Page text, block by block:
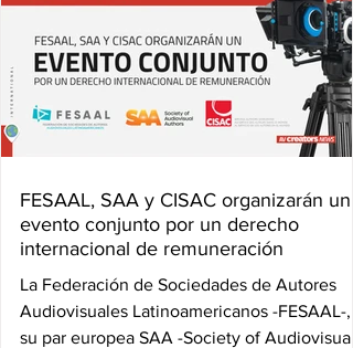
FESAAL, SAA y CISAC organizarán un
evento conjunto por un derecho
internacional de remuneración
La Federación de Sociedades de Autores
Audiovisuales Latinoamericanos -FESAAL-,
su par europea SAA -Society of Audiovisual